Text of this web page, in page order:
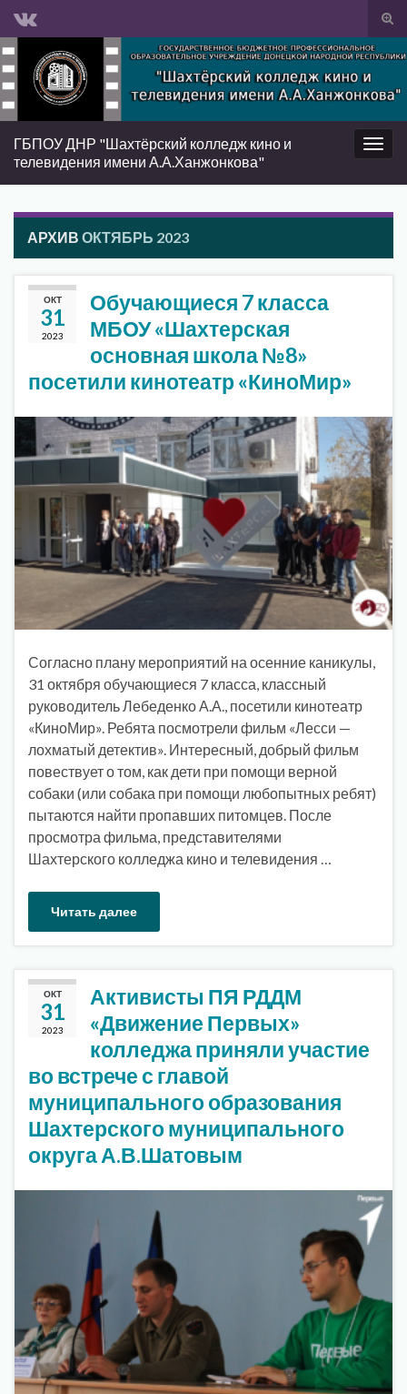
Вкл/
Search for:
Вкл/
ГБПОУ ДНР "Шахтёрский колледж кино и
телевидения имени А.А.Ханжонкова"
АРХИВ ОКТЯБРЬ 2023
ОКТ
31
2023
Обучающиеся 7 класса
МБОУ «Шахтерская
основная школа №8»
посетили кинотеатр «КиноМир»
Согласно плану мероприятий на осенние каникулы,
31 октября обучающиеся 7 класса, классный
руководитель Лебеденко А.А., посетили кинотеатр
«КиноМир». Ребята посмотрели фильм «Лесси —
лохматый детектив». Интересный, добрый фильм
повествует о том, как дети при помощи верной
собаки (или собака при помощи любопытных ребят)
пытаются найти пропавших питомцев. После
просмотра фильма, представителями
Шахтерского колледжа кино и телевидения …
Читать далее
ОКТ
31
2023
Активисты ПЯ РДДМ
«Движение Первых»
колледжа приняли участие
во встрече с главой
муниципального образования
Шахтерского муниципального
округа А.В.Шатовым